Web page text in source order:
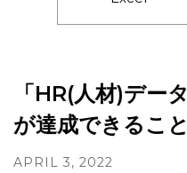
「HR(人材)デー
が達成できること
APRIL 3, 2022